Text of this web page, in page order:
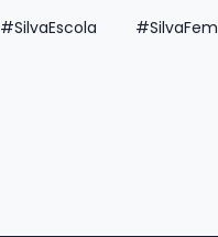
#SilvaEscola #SilvaFem